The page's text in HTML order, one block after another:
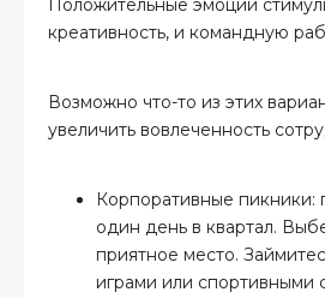
Положительные эмоции
креативность, и командную
Возможно что-то из этих
увеличить вовлеченность
Корпоративные пикники:
один день в квартал.
приятное место.
играми или спортивными